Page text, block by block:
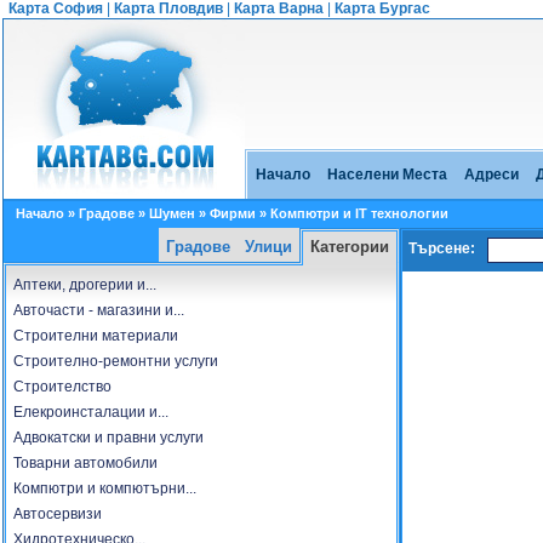
Карта София Карта Пловдив Карта Варна Карта Бургас
Начало Населени Места Адреси
Начало» Градове» Шумен » Фирми » Компютри и IT технологии
Градове Улици Категории
Аптеки, дрогерии и...
Авточасти - магазини и...
Строителни материали
Строително-ремонтни услуги
Строителство
Елекроинсталации и...
Адвокатски и правни услуги
Товарни автомобили
Компютри и компютърни...
Автосервизи
Търсене: